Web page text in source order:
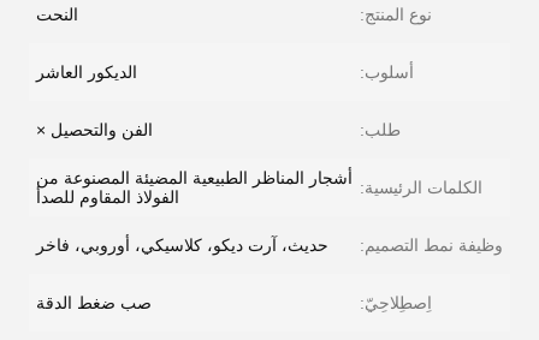
نوع المنتج: النحت
أسلوب: الديكور العاشر
طلب: الفن والتحصيل ×
الكلمات الرئيسية: أشجار المناظر الطبيعية المضيئة المصنوعة من
الفولاذ المقاوم للصدأ
وظيفة نمط التصميم: حديث، آرت ديكو، كلاسيكي، أوروبي، فاخر
اِصطِلاحِيّ: صب ضغط الدقة